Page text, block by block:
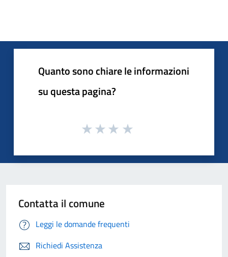
Quanto sono chiare le informazioni
su questa pagina?
Contatta il comune
Leggi le domande frequenti
Richiedi Assistenza